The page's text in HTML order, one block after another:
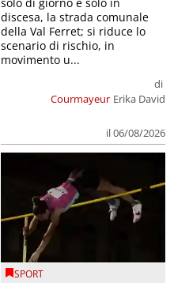
Courmayeur
di
Erika David
il 06/08/2026
solo di giorno e solo in
discesa, la strada comunale
della Val Ferret; si riduce lo
scenario di rischio, in
movimento u...
SPORT